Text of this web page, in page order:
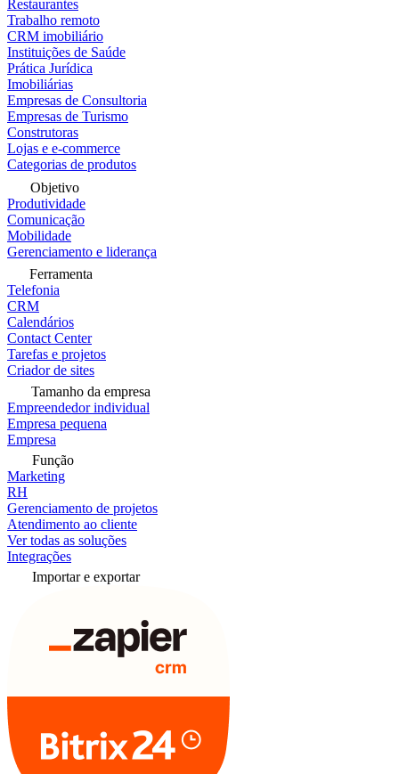
Restaurantes
Trabalho remoto
CRM imobiliário
Instituições de Saúde
Prática Jurídica
Imobiliárias
Empresas de Consultoria
Empresas de Turismo
Construtoras
Lojas e e-commerce
Categorias de produtos
Objetivo
Produtividade
Comunicação
Mobilidade
Gerenciamento e liderança
Ferramenta
Telefonia
CRM
Calendários
Contact Center
Tarefas e projetos
Criador de sites
Tamanho da empresa
Empreendedor individual
Empresa pequena
Empresa
Função
Marketing
RH
Gerenciamento de projetos
Atendimento ao cliente
Ver todas as soluções
Integrações
Importar e exportar